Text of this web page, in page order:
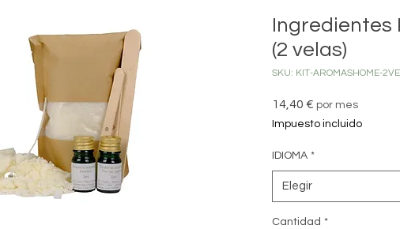
Ingredientes
(2 velas)
SKU: KIT-AROMASHOME-
14,40 € Precio
por mes
Impuesto incluido
IDIOMA *
Elegir
Cantidad *